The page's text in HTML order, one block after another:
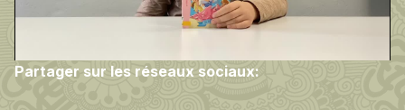
Video
Partager sur les réseaux sociaux: